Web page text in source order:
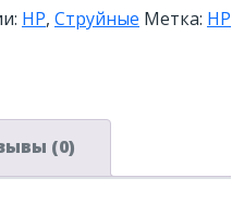
HP, Струйные Метка: HP
(0)